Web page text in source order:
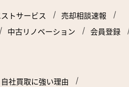
トサービス
売却相談速報
中古リノベーション 会員登録
自社買取に強い理由